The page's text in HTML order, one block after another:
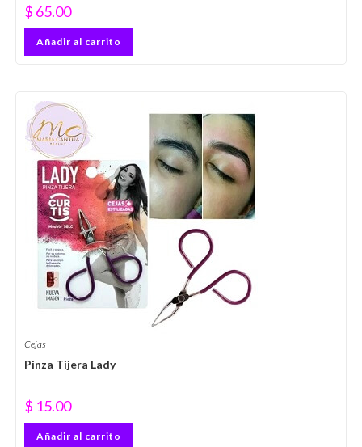
$ 65.00
Añadir al carrito
Cejas
Pinza Tijera Lady
$ 15.00
Añadir al carrito